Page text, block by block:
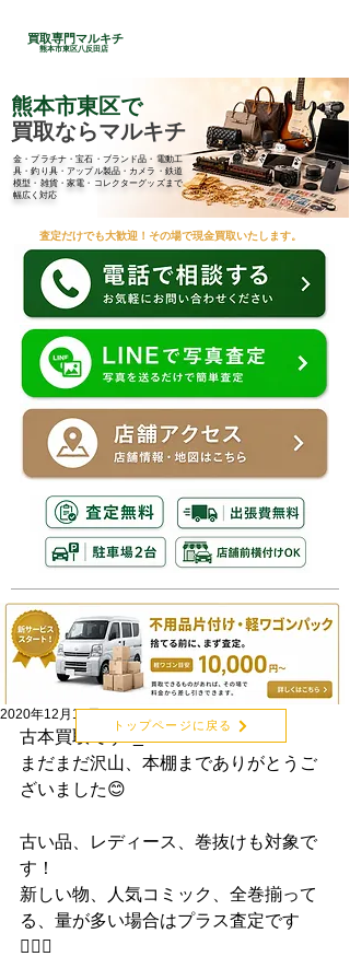
買取専門マルキチ
熊本市東区八反田店
熊本市東区で
買取ならマルキチ
金・プラチナ・宝石・ブランド品・電動工
具・釣り具・アップル製品・カメラ・鉄道
模型・雑貨・家電・コレクターグッズまで
幅広く対応
査定だけでも大歓迎！その場で現金買取いたします。
2020年12月11日
古本買取です^_^
まだまだ沢山、本棚までありがとうご
ざいました😊
古い品、レディース、巻抜けも対象で
す！
新しい物、人気コミック、全巻揃って
る、量が多い場合はプラス査定です
🙆‍♂️✨
トップページに戻る